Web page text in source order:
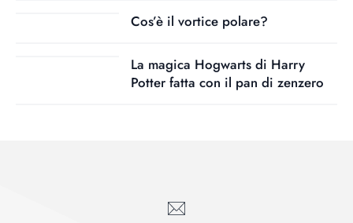
Cos’è il vortice polare?
La magica Hogwarts di Harry
Potter fatta con il pan di zenzero